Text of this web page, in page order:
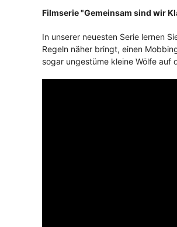
Filmserie "Gemeinsam sind wir
In unserer neuesten Serie lernen
Regeln näher bringt, einen
sogar ungestüme kleine Wölfe auf